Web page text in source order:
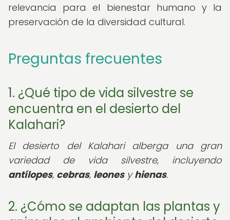
relevancia para el bienestar humano y la
preservación de la diversidad cultural.
Preguntas frecuentes
1. ¿Qué tipo de vida silvestre se
encuentra en el desierto del
Kalahari?
El desierto del Kalahari alberga una gran
variedad de vida silvestre, incluyendo
antílopes, cebras, leonesyhienas.
2. ¿Cómo se adaptan las plantas y